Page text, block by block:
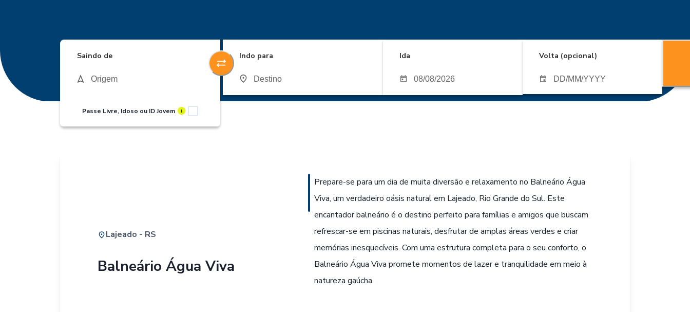
Saindo de
Passe Livre, Idoso ou ID Jovem i
Indo para Ida Volta (opcional)
Lajeado - RS
Balneário Água Viva
Prepare-se para um dia de muita diversão e relaxamento no Balneário Água
Viva, um verdadeiro oásis natural em Lajeado, Rio Grande do Sul. Este
encantador balneário é o destino perfeito para famílias e amigos que buscam
refrescar-se em piscinas naturais, desfrutar de amplas áreas verdes e criar
memórias inesquecíveis. Com uma estrutura completa para o seu conforto, o
Balneário Água Viva promete momentos de lazer e tranquilidade em meio à
natureza gaúcha.